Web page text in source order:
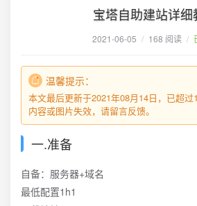
宝塔自助建站详细
2021-06-05 / 168 阅读 /
温馨提示：
本文最后更新于2021年08月14日，已超
内容或图片失效，请留言反馈。
一.准备
自备：服务器+域名
最低配置1h1